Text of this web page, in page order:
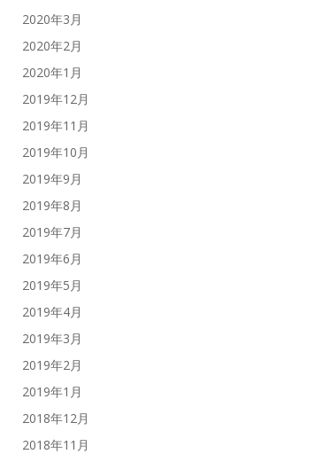
2020年3月
2020年2月
2020年1月
2019年12月
2019年11月
2019年10月
2019年9月
2019年8月
2019年7月
2019年6月
2019年5月
2019年4月
2019年3月
2019年2月
2019年1月
2018年12月
2018年11月